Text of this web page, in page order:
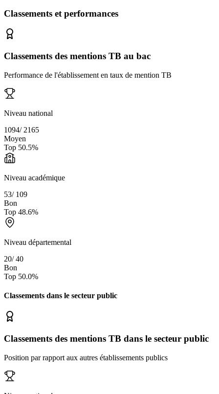
Classements et performances
Classements des mentions TB au bac
Performance de l'établissement en taux de mention TB
Niveau national
1094/ 2165
Moyen
Top 50.5%
Niveau académique
53/ 109
Bon
Top 48.6%
Niveau départemental
20/40
Bon
Top 50.0%
Classements dans le secteur public
Classements des mentions TB dans le secteur public
Position par rapport aux autres établissements publics